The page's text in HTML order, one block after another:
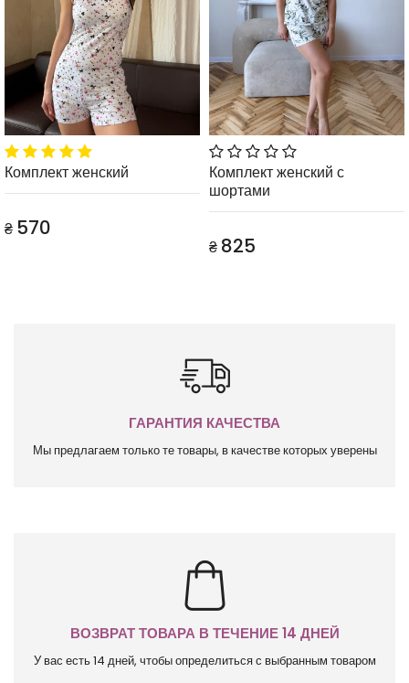
Комплект женский
₴ 570
Комплект женский с
шортами
₴ 825
ГАРАНТИЯ КАЧЕСТВА
Мы предлагаем только те товары, в качестве которых уверены
ВОЗВРАТ ТОВАРА В ТЕЧЕНИЕ 14 ДНЕЙ
У вас есть 14 дней, чтобы определиться с выбранным товаром